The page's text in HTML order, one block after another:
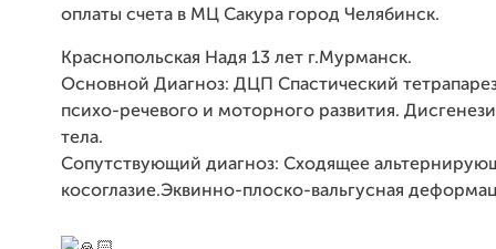
оплаты счета в МЦ Сакура город Челябинск.
Краснопольская Надя 13 лет г.Мурманск.
Основной Диагноз: ДЦП Спастический
психо-речевого и моторного развития.
тела.
Сопутствующий диагноз: Сходящее
косоглазие.Эквинно-плоско-вальгусная